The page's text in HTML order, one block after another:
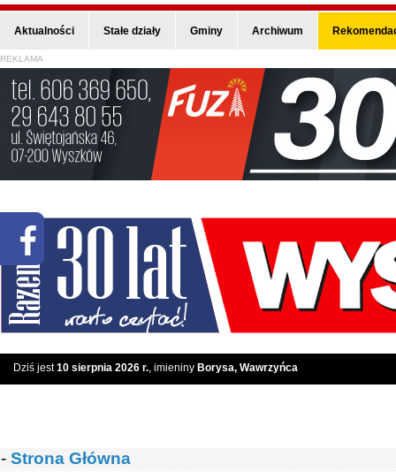
Aktualności Stałe działy Gminy Archiwum
REKLAMA
Dziś jest10 sierpnia 2026 r., imieniny Borysa, Wawrzyńca
- Strona Główna